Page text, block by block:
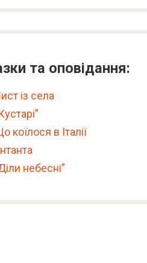
та оповідання:
із села
в Італії
небесні”